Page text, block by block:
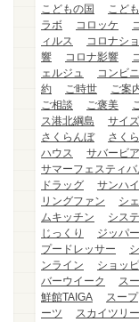
こどもの国
こど
ラボ
コロッケ
ィルス
コロナシ
響
コロナ影響
ェルジュ
コンビニ
約
ご時世 ご案
ご相談
ご褒美
ス港北綱島
サイズ
さくらんぼ
さく
ハウス
サバービア
サマーフェスティ
ドラッグ
サンハ
リングファン
シ
ムキッチン
シス
じっくり
ジッパー
プードレッサー
ンライン
ショッ
バーウイーク
ス
鮮館TAIGA
スープ
ーツ
スカイツリ